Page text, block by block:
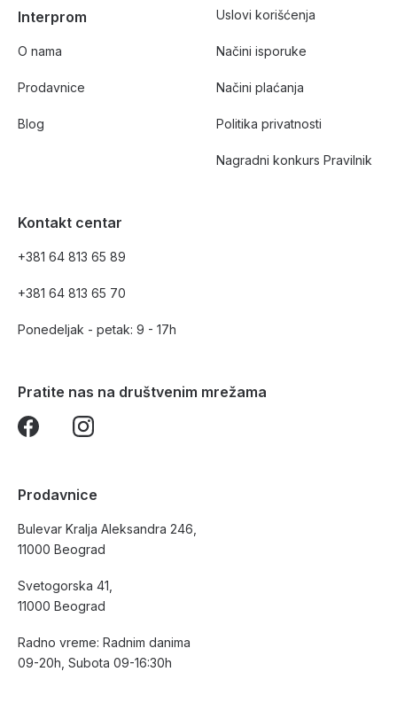
Interprom
O nama
Prodavnice
Blog
Uslovi korišćenja
Načini isporuke
Načini plaćanja
Politika privatnosti
Nagradni konkurs Pravilnik
Kontakt centar
+381 64 813 65 89
+381 64 813 65 70
Ponedeljak - petak: 9 - 17h
Pratite nas na društvenim mrežama
Prodavnice
Bulevar Kralja Aleksandra 246,
11000 Beograd
Svetogorska 41,
11000 Beograd
Radno vreme: Radnim danima
09-20h, Subota 09-16:30h